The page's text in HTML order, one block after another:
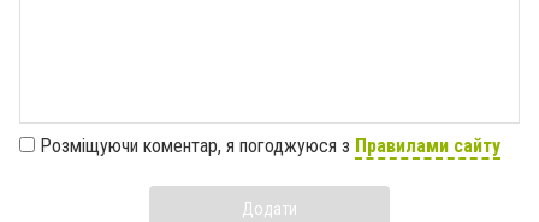
Розміщуючи коментар, я погоджуюся з Правилами сайту
Додати